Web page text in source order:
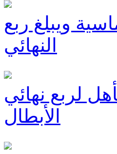
ويبلغ ربع
النهائي
لربع نهائي
الأبطال